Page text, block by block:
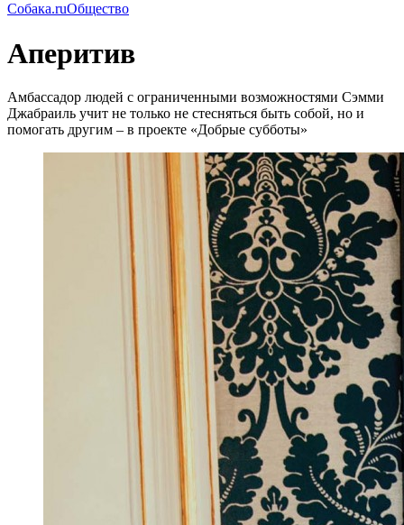
Собака.ruОбщество
Аперитив
Амбассадор людей с ограниченными возможностями Сэмми
Джабраиль учит не только не стесняться быть собой, но и
помогать другим – в проекте «Добрые субботы»